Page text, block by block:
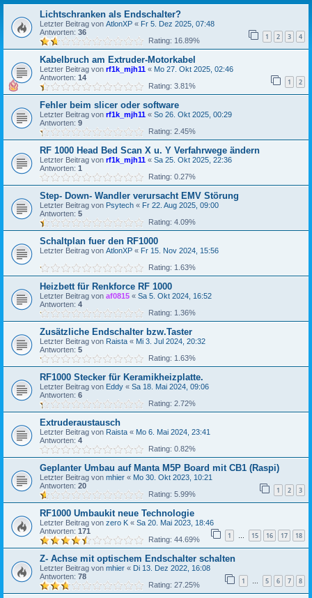
Lichtschranken als Endschalter?
Letzter Beitrag von AtlonXP « Fr 5. Dez 2025, 07:48
Antworten: 36 1 2 3 4
Rating: 16.89%
Kabelbruch am Extruder-Motorkabel
Letzter Beitrag von rf1k_mjh11 « Mo 27. Okt 2025, 02:46
Antworten: 14 1 2
Rating: 3.81%
Fehler beim slicer oder software
Letzter Beitrag von rf1k_mjh11 « So 26. Okt 2025, 00:29
Antworten: 9
Rating: 2.45%
RF 1000 Head Bed Scan X u. Y Verfahrwege ändern
Letzter Beitrag von rf1k_mjh11 « Sa 25. Okt 2025, 22:36
Antworten: 1
Rating: 0.27%
Step- Down- Wandler verursacht EMV Störung
Letzter Beitrag von Psytech « Fr 22. Aug 2025, 09:00
Antworten: 5
Rating: 4.09%
Schaltplan fuer den RF1000
Letzter Beitrag von AtlonXP « Fr 15. Nov 2024, 15:56
Rating: 1.63%
Heizbett für Renkforce RF 1000
Letzter Beitrag von af0815 « Sa 5. Okt 2024, 16:52
Antworten: 4
Rating: 1.36%
Zusätzliche Endschalter bzw.Taster
Letzter Beitrag von Raista « Mi 3. Jul 2024, 20:32
Antworten: 5
Rating: 1.63%
RF1000 Stecker für Keramikheizplatte.
Letzter Beitrag von Eddy « Sa 18. Mai 2024, 09:06
Antworten: 6
Rating: 2.72%
Extruderaustausch
Letzter Beitrag von Raista « Mo 6. Mai 2024, 23:41
Antworten: 4
Rating: 0.82%
Geplanter Umbau auf Manta M5P Board mit CB1 (Raspi)
Letzter Beitrag von mhier « Mo 30. Okt 2023, 10:21
Antworten: 20 1 2 3
Rating: 5.99%
RF1000 Umbaukit neue Technologie
Letzter Beitrag von zero K « Sa 20. Mai 2023, 18:46
Antworten: 171 1 … 15 16 17 18
Rating: 44.69%
Z- Achse mit optischem Endschalter schalten
Letzter Beitrag von mhier « Di 13. Dez 2022, 16:08
Antworten: 78 1 … 5 6 7 8
Rating: 27.25%